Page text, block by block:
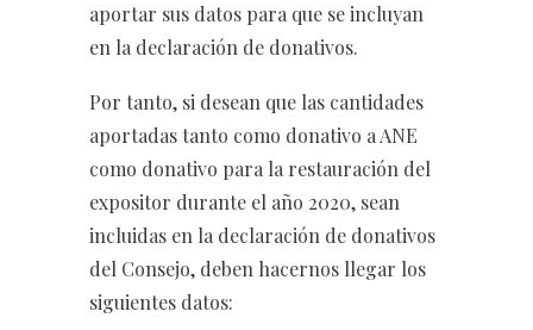
aportar sus datos para que se incluyan
en la declaración de donativos.
Por tanto, si desean que las cantidades
aportadas tanto como donativo a ANE
como donativo para la restauración del
expositor durante el año 2020, sean
incluidas en la declaración de donativos
del Consejo, deben hacernos llegar los
siguientes datos: